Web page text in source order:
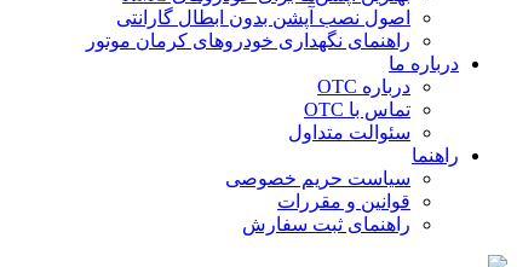
اصول نصب آپشن بدون ابطال گارانتی
راهنمای نگهداری خودروهای کرمان موتور
درباره ما
درباره OTC
تماس با OTC
سئوالت متداول
راهنما
سیاست حریم خصوصی
قوانین و مقررات
راهنمای ثبت سفارش